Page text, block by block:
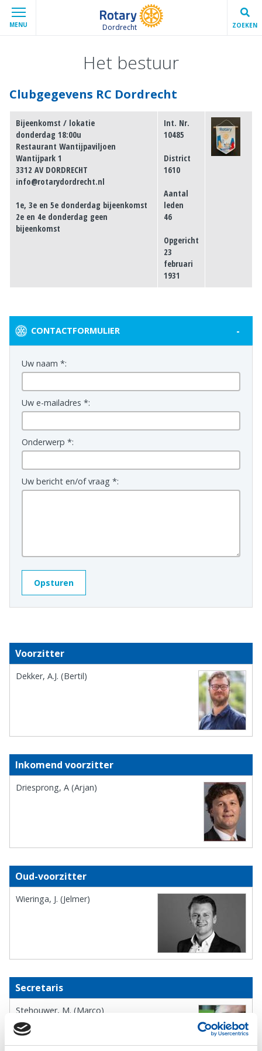
MENU Dordrecht ZOEKEN
Het bestuur
Clubgegevens RC Dordrecht
Bijeenkomst / lokatie
donderdag 18:00u
Restaurant Wantijpaviljoen
Wantijpark 1
3312 AV DORDRECHT
info@rotarydordrecht.nl
1e, 3e en 5e donderdag bijeenkomst
2e en 4e donderdag geen
bijeenkomst
Int. Nr.
10485
District
1610
Aantal
leden
46
Opgericht
23
februari
1931
CONTACTFORMULIER -
Uw naam *:
Uw e-mailadres *:
Onderwerp *:
Uw bericht en/of vraag *:
Voorzitter
Dekker, A.J. (Bertil)
Inkomend voorzitter
Driesprong, A (Arjan)
Oud-voorzitter
Wieringa, J. (Jelmer)
Secretaris
Stehouwer, M. (Marco)